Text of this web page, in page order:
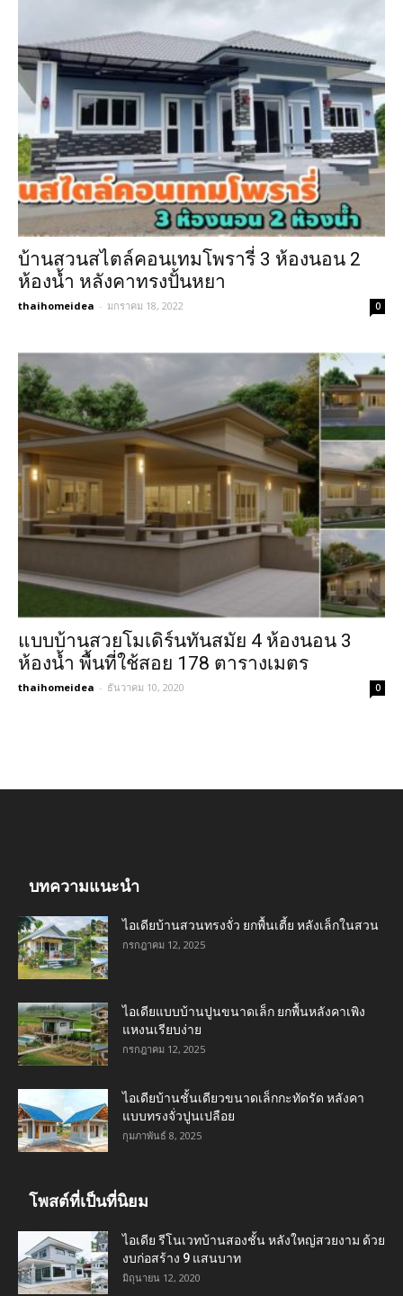
บ้านสวนสไตล์คอนเทมโพรารี่ 3 ห้องนอน 2
ห้องน้ำ หลังคาทรงปั้นหยา
thaihomeidea - มกราคม 18, 2022 0
แบบบ้านสวยโมเดิร์นทันสมัย 4 ห้องนอน 3
ห้องน้ำ พื้นที่ใช้สอย 178 ตารางเมตร
thaihomeidea - ธันวาคม 10, 2020 0
บทความแนะนำ
ไอเดียบ้านสวนทรงจั่ว ยกพื้นเตี้ย หลังเล็กในสวน
กรกฎาคม 12, 2025
ไอเดียแบบบ้านปูนขนาดเล็ก ยกพื้นหลังคาเพิง
แหงนเรียบง่าย
กรกฎาคม 12, 2025
ไอเดียบ้านชั้นเดียวขนาดเล็กกะทัดรัด หลังคา
แบบทรงจั่วปูนเปลือย
กุมภาพันธ์ 8, 2025
โพสต์ที่เป็นที่นิยม
ไอเดีย รีโนเวทบ้านสองชั้น หลังใหญ่สวยงาม ด้วย
งบก่อสร้าง 9 แสนบาท
มิถุนายน 12, 2020